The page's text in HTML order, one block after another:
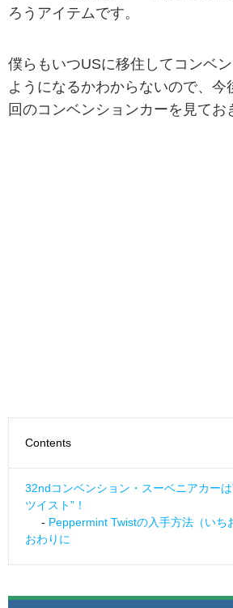
ろうアイテムです。
僕らもいつUSに移住してコンベ
ようになるかわからないので、今
回のコンベンションカーを見てお
Contents
32ndコンベンション・スーベニアカーは
ツイスト”！
Peppermint Twistの入手方法（いち
おわりに